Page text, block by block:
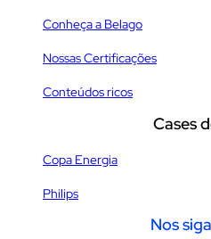
Conheça a Belago
Nossas Certificações
Conteúdos ricos
Cases
Copa Energia
Philips
Nos